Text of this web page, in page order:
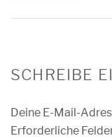
SCHREIBE
Deine E-Mail-
Erforderliche